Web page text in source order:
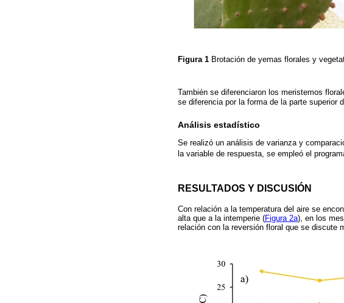
Figura 1 Brotación de yemas florales y
También se diferenciaron los meristemos
se diferencia por la forma de la parte superior
Análisis estadístico
Se realizó un análisis de varianza y
la variable de respuesta, se empleó el
RESULTADOS Y DISCUSIÓN
Con relación a la temperatura del aire se
alta que a la intemperie (Figura 2a), en los
relación con la reversión floral que se discute